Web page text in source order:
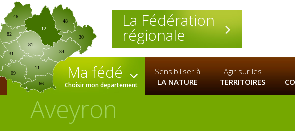
La Fédération
régionale
09
12
30
31 34
46
66
81
82
11
48
Ma fédé
Choisir mon departement
Sensibiliser à
LA NATURE
Agir sur les
TERRITOIRES
Aveyron